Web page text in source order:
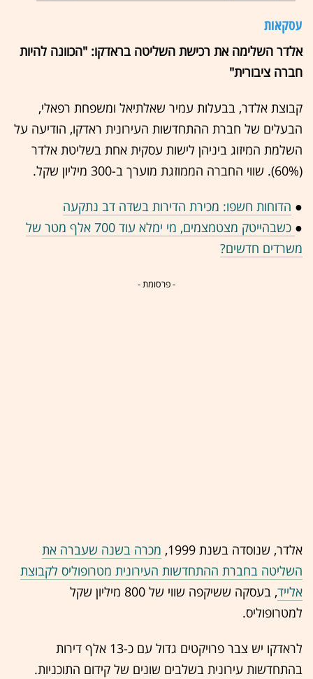
עסקאות
אלדר השלימה את רכישת השליטה בראדקו: "הכוונה להיות
חברה ציבורית"
קבוצת אלדר, בבעלות עמיר שאלתיאל ומשפחת רפאלי,
הבעלים של חברת ההתחדשות העירונית ראדקו, הודיעה על
השלמת המיזוג ביניהן לישות עסקית אחת בשליטת אלדר
(60%). שווי החברה הממוזגת מוערך ב-300 מיליון שקל.
● הדוחות חשפו: מכירת הדירות בשדה דב נתקעה
●
כשבהייטק מצטמצמים, מי ימלא עוד 700 אלף מטר של
משרדים חדשים?
- פרסומת -
אלדר, שנוסדה בשנת 1999,
מכרה בשנה שעברה את
השליטה בחברת ההתחדשות העירונית מטרופוליס לקבוצת
אלייד
, בעסקה ששיקפה שווי של 800 מיליון שקל
למטרופוליס.
לראדקו יש צבר פרויקטים גדול עם כ-13 אלף דירות
בהתחדשות עירונית בשלבים שונים של קידום התוכניות.